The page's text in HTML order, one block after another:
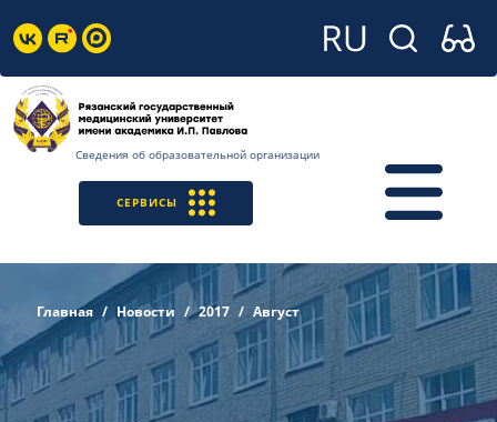
Сведения об образовательной организации
СЕРВИСЫ
Главная Новости 2017 Август